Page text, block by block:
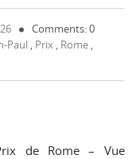
Comments: 0
Paul , Prix , Rome ,
de Rome – Vue